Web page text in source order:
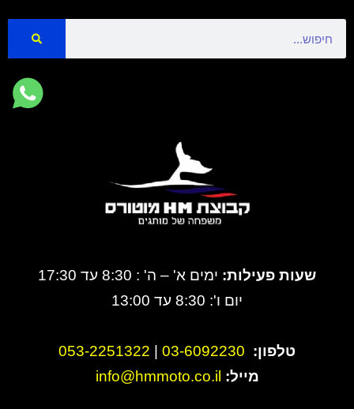
שעות פעילות: ימים א' – ה' : 8:30 עד 17:30
יום ו': 8:30 עד 13:00
טלפון: 03-6092230
053-2251322
מייל: info@hmmoto.co.il